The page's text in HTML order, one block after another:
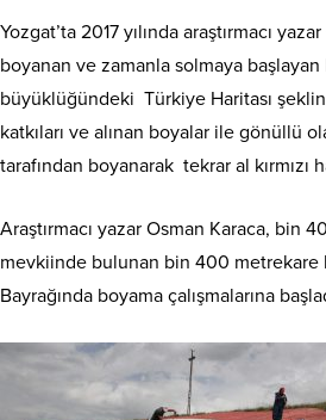
Yozgat’ta 2017 yılında araştırmacı
boyanan ve zamanla solmaya
büyüklüğündeki Türkiye Haritası
katkıları ve alınan boyalar ile gönüllü
tarafından boyanarak tekrar al kırmızı
Araştırmacı yazar Osman Karaca, bin
mevkiinde bulunan bin 400
Bayrağında boyama çalışmalarına